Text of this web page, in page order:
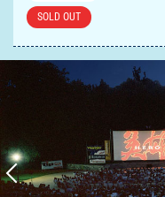
SOLD OUT